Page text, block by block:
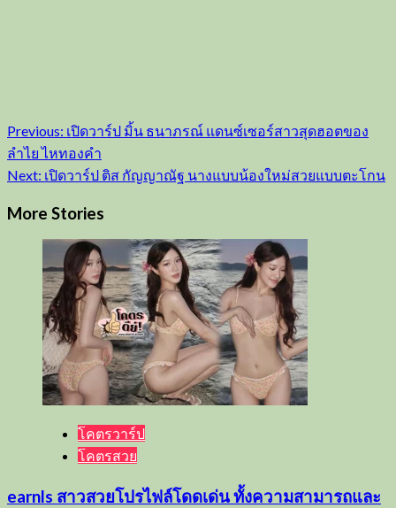
Post
navigation
Previous: เปิดวาร์ป มิ้น ธนาภรณ์ แดนซ์เซอร์สาวสุดฮอตของ
ลำไย ไหทองคำ
Next: เปิดวาร์ป ติส กัญญาณัฐ นางแบบน้องใหม่สวยแบบตะโกน
More Stories
โคตรวาร์ป
โคตรสวย
earnls สาวสวยโปรไฟล์โดดเด่น ทั้งความสามารถและ